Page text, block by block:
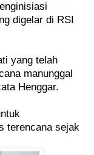
digelar di RSI
yang telah
manunggal
Henggar.
terencana sejak